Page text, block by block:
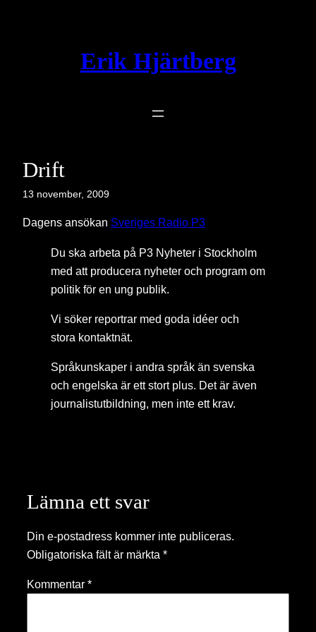
Erik Hjärtberg
Drift
13 november, 2009
Dagens ansökan Sveriges Radio P3
Du ska arbeta på P3 Nyheter i Stockholm
med att producera nyheter och program om
politik för en ung publik.
Vi söker reportrar med goda idéer och
stora kontaktnät.
Språkunskaper i andra språk än svenska
och engelska är ett stort plus. Det är även
journalistutbildning, men inte ett krav.
Lämna ett svar
Din e-postadress kommer inte publiceras.
Obligatoriska fält är märkta *
Kommentar *